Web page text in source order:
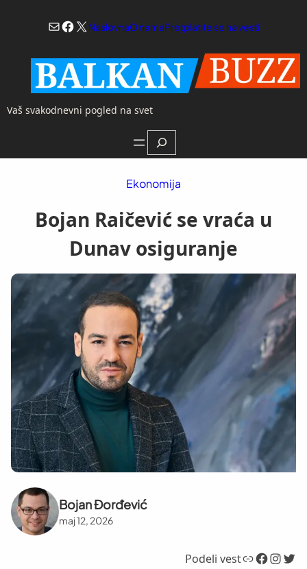
Mail
Facebook
X NaslovnaO namaPretplatite se na vesti
Vaš svakodnevni pogled na svet
Search
Ekonomija
Bojan Raičević se vraća u
Dunav osiguranje
Bojan Đorđević
maj 12, 2026
Podeli vestLink Facebook InstagramTwitter